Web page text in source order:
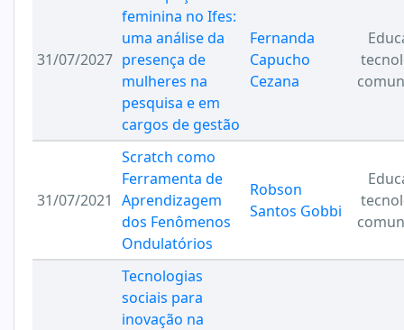
31/07/2027
feminina no Ifes:
uma análise da
presença de
mulheres na
pesquisa e em
cargos de gestão
Fernanda
Capucho
Cezana
31/07/2021
Scratch como
Ferramenta de
Aprendizagem
dos Fenômenos
Ondulatórios
Robson
Santos Gobbi
Tecnologias
sociais para
inovação na